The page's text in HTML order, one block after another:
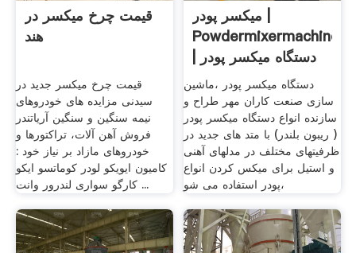
قیمت چرخ میکسر در
هند
قیمت چرخ میکسر جدید در
سیدنی مزایده های خودروهای
نیمه سنگین و سنگین آریاتندر
فروش آهن آلات، تراکتورها و
خودروهای مازاد بر نیاز خود :
کامیون ایویکو لودر کوماتسو ایکو
کارگو سواری لندرور وانت ...
میکسر پودر |
Powdermixermachine
...
دستگاه میکسر پودر ،ماشین
سازی صنعت کاران مهر طراح و
سازنده انواع دستگاه میکسر پودر
( ریبون بلندر) با متد های جدید در
ظرفیتهای مختلف در مدلهای آهنی
و استیل برای میکس کردن انواع
پودر استفاده می شو،